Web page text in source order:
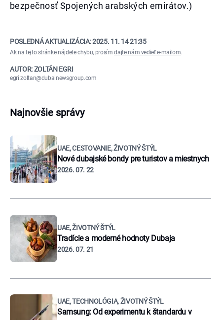
bezpečnosť Spojených arabských emirátov.)
POSLEDNÁ AKTUALIZÁCIA:2025. 11. 14 21:35
Ak na tejto stránke nájdete chybu, prosímdajte nám vedieť e-mailom.
AUTOR: ZOLTÁN EGRI
egri.zoltan@dubainewsgroup.com
Najnovšie správy
UAE, CESTOVANIE, ŽIVOTNÝ ŠTÝL
Nové dubajské bondy pre turistov a miestnych
2026. 07. 22
UAE, ŽIVOTNÝ ŠTÝL
Tradície a moderné hodnoty Dubaja
2026. 07. 21
UAE, TECHNOLÓGIA, ŽIVOTNÝ ŠTÝL
Samsung: Od experimentu k štandardu v